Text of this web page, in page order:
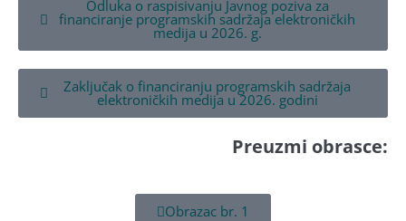
Odluka o raspisivanju Javnog poziva za
financiranje programskih sadržaja elektroničkih
medija u 2026. g.
Zaključak o financiranju programskih sadržaja
elektroničkih medija u 2026. godini
Preuzmi obrasce:
Obrazac br. 1